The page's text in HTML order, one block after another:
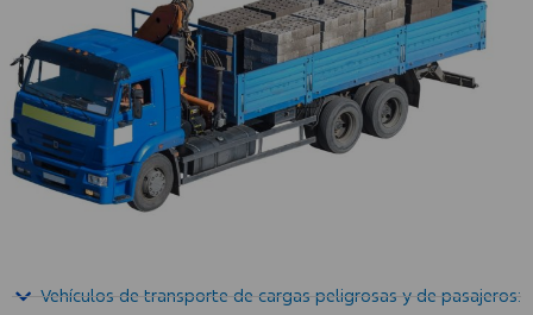
Vehículos de transporte de cargas peligrosas y de pasajeros: